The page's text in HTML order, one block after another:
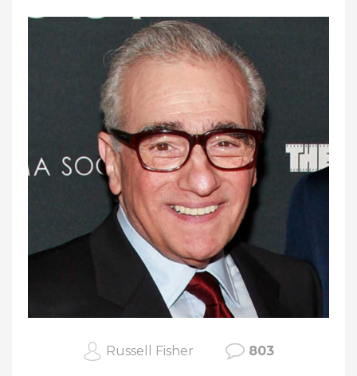
Russell Fisher 803